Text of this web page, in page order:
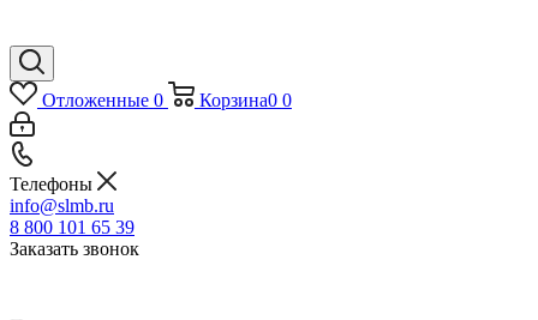
Отложенные 0 Корзина0 0
Телефоны
info@slmb.ru
8 800 101 65 39
Заказать звонок